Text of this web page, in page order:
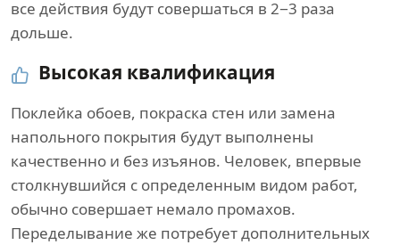
все действия будут совершаться в 2−3 раза
дольше.
Высокая квалификация
Поклейка обоев, покраска стен или замена
напольного покрытия будут выполнены
качественно и без изъянов. Человек, впервые
столкнувшийся с определенным видом работ,
обычно совершает немало промахов.
Переделывание же потребует дополнительных